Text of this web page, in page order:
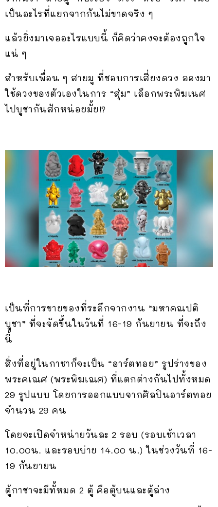
เป็นอะไรที่แยกจากกันไม่ขาดจริง ๆ
แล้วยิ่งมาเจออะไรแบบนี้ ก็คิดว่าคงจะต้องถูกใจ
แน่ ๆ
สำหรับเพื่อน ๆ สายมู ที่ชอบการเสี่ยงดวง ลองมา
ใช้ดวงของตัวเองในการ “สุ่ม” เลือกพระพิฆเนศ
ไปบูชากันสักหน่อยมั้ย!?
เป็นที่การขายของที่ระลึกจากงาน “มหาคณปติ
บูชา” ที่จะจัดขึ้นในวันที่ 16-19 กันยายน ที่จะถึง
นี้
สิ่งที่อยู่ในกาชาก็จะเป็น “อาร์ตทอย” รูปร่างของ
พระคเณศ (พระพิฆเณศ) ที่แตกต่างกันไปทั้งหมด
29 รูปแบบ โดยการออกแบบจากศิลปินอาร์ตทอย
จำนวน 29 คน
โดยจะเปิดจำหน่ายวันละ 2 รอบ (รอบเช้าเวลา
10.00น. และรอบบ่าย 14.00 น.) ในช่วงวันที่ 16-
19 กันยายน
ตู้กาชาจะมีทั้หมด 2 ตู้ คือตู้บนและตู้ล่าง